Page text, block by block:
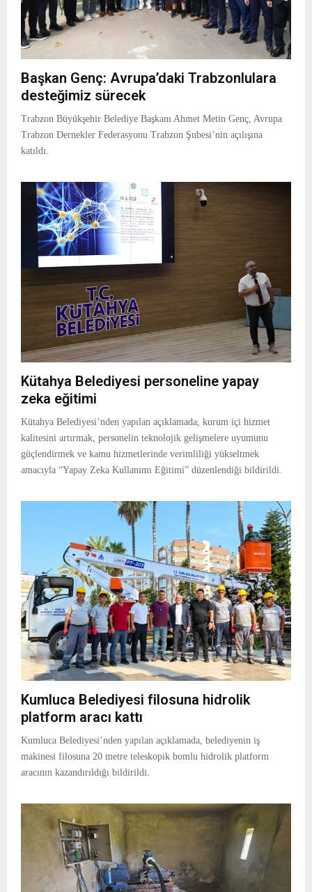
Başkan Genç: Avrupa’daki Trabzonlulara
desteğimiz sürecek
Trabzon Büyükşehir Belediye Başkanı Ahmet Metin Genç, Avrupa
Trabzon Dernekler Federasyonu Trabzon Şubesi’nin açılışına
katıldı.
Kütahya Belediyesi personeline yapay
zeka eğitimi
Kütahya Belediyesi’nden yapılan açıklamada, kurum içi hizmet
kalitesini artırmak, personelin teknolojik gelişmelere uyumunu
güçlendirmek ve kamu hizmetlerinde verimliliği yükseltmek
amacıyla “Yapay Zeka Kullanımı Eğitimi” düzenlendiği bildirildi.
Kumluca Belediyesi filosuna hidrolik
platform aracı kattı
Kumluca Belediyesi’nden yapılan açıklamada, belediyenin iş
makinesi filosuna 20 metre teleskopik bomlu hidrolik platform
aracının kazandırıldığı bildirildi.